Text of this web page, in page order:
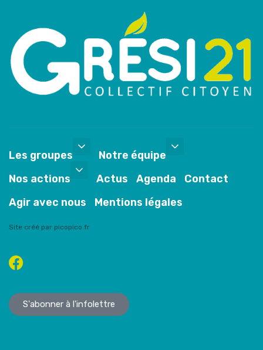
Les groupes
Notre équipe
Nos actions
Actus Agenda
Contact
Agir avec nous
Mentions légales
Site créé par picopico.fr
S'abonner à l'infolettre